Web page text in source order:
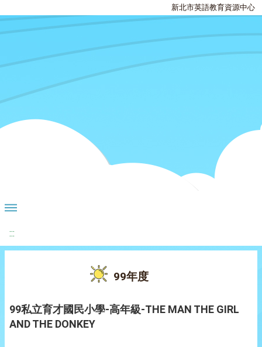
新北市英語教育資源中心
:::
99年度
99私立育才國民小學-高年級-THE MAN THE GIRL
AND THE DONKEY